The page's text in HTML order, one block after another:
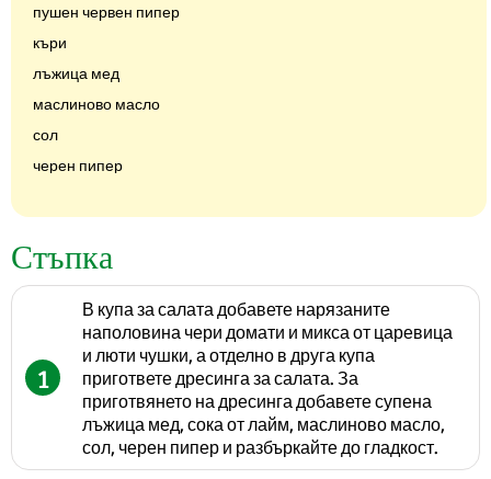
пушен червен пипер
къри
лъжица мед
маслиново масло
сол
черен пипер
Стъпка
1
В купа за салата добавете нарязаните
наполовина чери домати и микса от царевица
и люти чушки, а отделно в друга купа
пригответе дресинга за салата. За
приготвянето на дресинга добавете супена
лъжица мед, сока от лайм, маслиново масло,
сол, черен пипер и разбъркайте до гладкост.